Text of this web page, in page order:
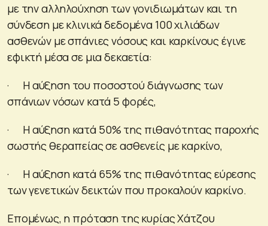
με την αλληλούχηση των γονιδιωμάτων και τη
σύνδεση με κλινικά δεδομένα 100 χιλιάδων
ασθενών με σπάνιες νόσους και καρκίνους έγινε
εφικτή μέσα σε μια δεκαετία:
· Η αύξηση του ποσοστού διάγνωσης των
σπάνιων νόσων κατά 5 φορές,
· Η αύξηση κατά 50% της πιθανότητας παροχής
σωστής θεραπείας σε ασθενείς με καρκίνο,
· Η αύξηση κατά 65% της πιθανότητας εύρεσης
των γενετικών δεικτών που προκαλούν καρκίνο.
Επομένως, η πρόταση της κυρίας Χάτζου